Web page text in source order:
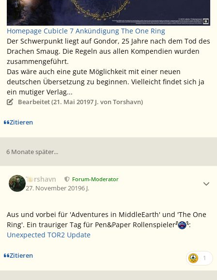
Homepage Cubicle 7 Ankündigung The One Ring
Der Schwerpunkt liegt auf Gondor, 25 Jahre nach dem Tod des
Drachen Smaug. Die Regeln aus allen Kompendien wurden
zusammengeführt.
Das wäre auch eine gute Möglichkeit mit einer neuen
deutschen Übersetzung zu beginnen. Vielleicht findet sich ja
ein mutiger Verlag...
Bearbeitet (21. Mai 20197 J. von Torshavn)
Zitieren
6 Monate später...
Torshavn Forum-Moderator
27. November 20196 J.
Aus und vorbei für 'Adventures in MiddleEarth' und 'The One
Ring'. Ein trauriger Tag für Pen&Paper Rollenspieler
:
Unexpected TOR2 Update
Zitieren 1